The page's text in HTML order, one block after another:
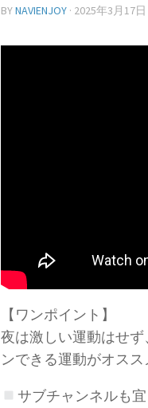
BYNAVIENJOY · 2025年3月17日
【ワンポイント】
夜は激しい運動はせ
ンできる運動がオスス
サブチャンネルも宜